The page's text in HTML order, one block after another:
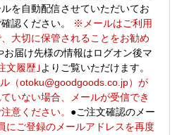
を自動配信させていただいてお
認ください。
※メールはご利用
大切に保管されることをお勧め
届け先様の情報はログオン後マ
文履歴｣ よりご覧いただけます。
（otoku@goodgoods.co.jp）が
いない場合、メールが受信でき
意ください。 ●ご注文確認のメー
にご登録のメールアドレスを再度